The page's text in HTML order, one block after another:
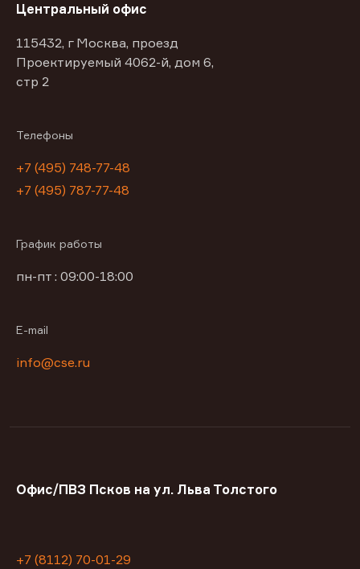
Центральный офис
115432, г Москва, проезд
Проектируемый 4062-й, дом 6,
стр 2
Телефоны
+7 (495) 748-77-48
+7 (495) 787-77-48
График работы
пн-пт : 09:00-18:00
E-mail
info@cse.ru
Офис/ПВЗ Псков на ул. Льва Толстого
+7 (8112) 70-01-29